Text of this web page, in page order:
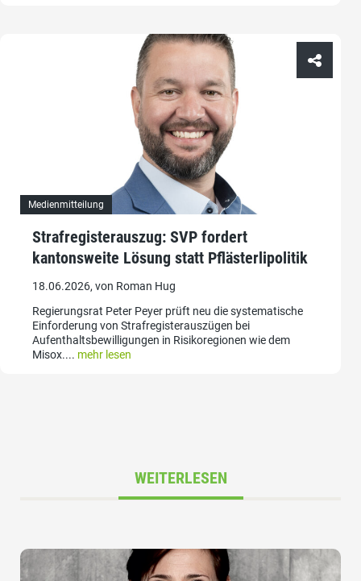
Medienmitteilung
Strafregisterauszug: SVP fordert
kantonsweite Lösung statt Pflästerlipolitik
18.06.2026, von Roman Hug
Regierungsrat Peter Peyer prüft neu die systematische
Einforderung von Strafregisterauszügen bei
Aufenthaltsbewilligungen in Risikoregionen wie dem
Misox.... mehr lesen
WEITERLESEN